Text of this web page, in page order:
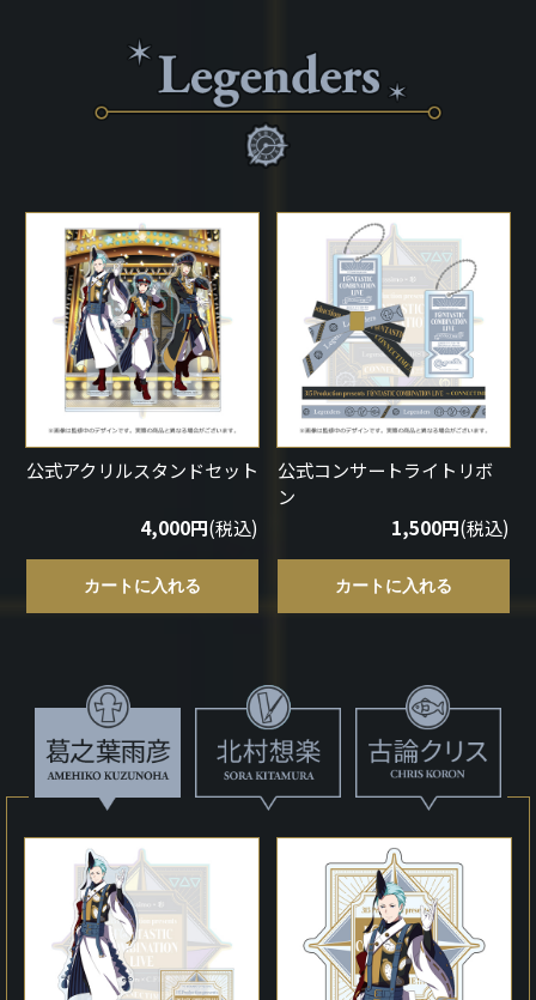
公式アクリルスタンドセット
4,000円(税込)
カートに入れる
公式コンサートライトリボ
ン
1,500円(税込)
カートに入れる